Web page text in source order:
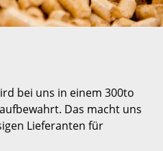
bei uns in einem 300to
Das macht uns
Lieferanten für